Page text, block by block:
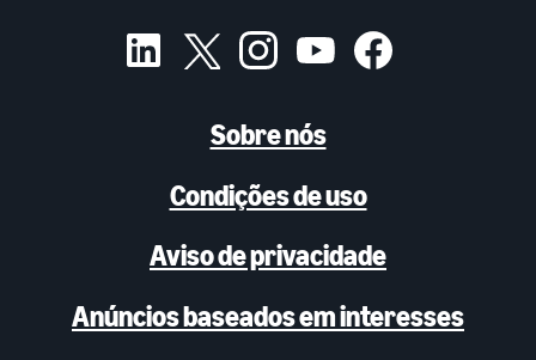
Sobre nós
Condições de uso
Aviso de privacidade
Anúncios baseados em interesses